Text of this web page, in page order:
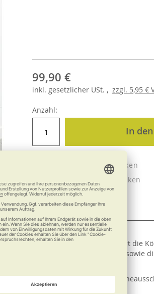
99,90 €
inkl. gesetzlicher USt. , zzgl. 5,95 €
Anzahl:
In
Merken
Drucken
Der Hygieneausschnitt erleichtert die
angenehm breite Auflagefläche sowie
laguna Duschhockers mit